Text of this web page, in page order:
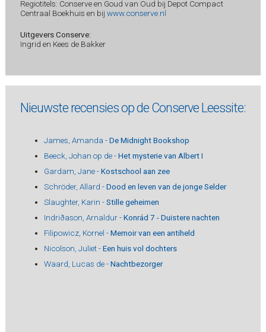
Regiotitels: Conserve en Goud van Oud bij Depot Compact
Centraal Boekhuis en bij www.conserve.nl
Uitgevers Conserve:
Ingrid en Kees de Bakker
Nieuwste recensies op de Conserve Leessite:
James, Amanda -De Midnight Bookshop
Beeck, Johan op de -Het mysterie van Albert I
Gardam, Jane -Kostschool aan zee
Schröder, Allard -Dood en leven van de jonge Selder
Slaughter, Karin -Stille geheimen
Indriðason, Arnaldur -Konrád 7 - Duistere nachten
Filipowicz, Kornel -Memoir van een antiheld
Nicolson, Juliet -Een huis vol dochters
Waard, Lucas de -Nachtbezorger